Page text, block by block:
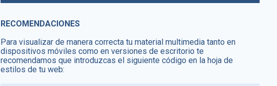
RECOMENDACIONES
Para visualizar de manera correcta tu material multimedia tanto en
dispositivos móviles como en versiones de escritorio te
recomendamos que introduzcas el siguiente código en la hoja de
estilos de tu web: